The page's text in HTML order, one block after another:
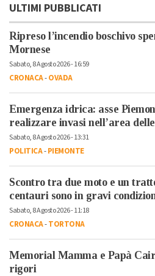
ULTIMI PUBBLICATI
Ripreso l’incendio boschivo
Mornese
Sabato, 8 Agosto 2026 - 16:59
CRONACA-OVADA
Emergenza idrica: asse
realizzare invasi nell’area
Sabato, 8 Agosto 2026 - 13:31
POLITICA-PIEMONTE
Scontro tra due moto e un
centauri sono in gravi
Sabato, 8 Agosto 2026 - 11:18
CRONACA-TORTONA
Memorial Mamma e Papà
rigori